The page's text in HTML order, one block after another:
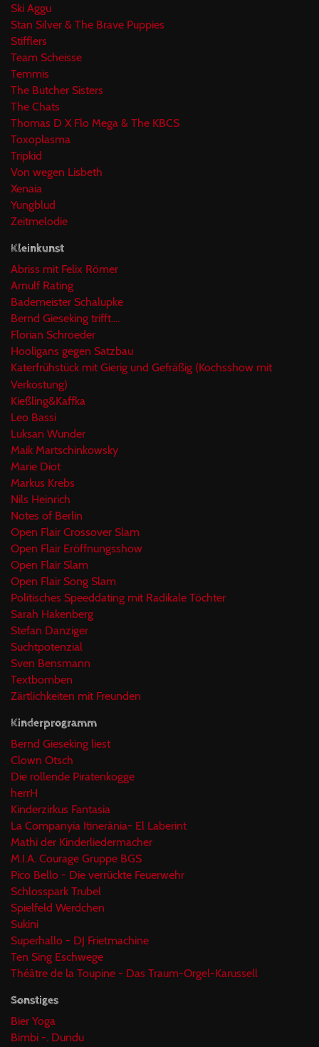
Ski Aggu
Stan Silver & The Brave Puppies
Stifflers
Team Scheisse
Temmis
The Butcher Sisters
The Chats
Thomas D X Flo Mega & The KBCS
Toxoplasma
Tripkid
Von wegen Lisbeth
Xenaia
Yungblud
Zeitmelodie
Kleinkunst
Abriss mit Felix Römer
Arnulf Rating
Bademeister Schalupke
Bernd Gieseking trifft....
Florian Schroeder
Hooligans gegen Satzbau
Katerfrühstück mit Gierig und Gefräßig (Kochsshow mit
Verkostung)
Kießling&Kaffka
Leo Bassi
Luksan Wunder
Maik Martschinkowsky
Marie Diot
Markus Krebs
Nils Heinrich
Notes of Berlin
Open Flair Crossover Slam
Open Flair Eröffnungsshow
Open Flair Slam
Open Flair Song Slam
Politisches Speeddating mit Radikale Töchter
Sarah Hakenberg
Stefan Danziger
Suchtpotenzial
Sven Bensmann
Textbomben
Zärtlichkeiten mit Freunden
Kinderprogramm
Bernd Gieseking liest
Clown Otsch
Die rollende Piratenkogge
herrH
Kinderzirkus Fantasia
La Companyia Itinerània- El Laberint
Mathi der Kinderliedermacher
M.I.A. Courage Gruppe BGS
Pico Bello - Die verrückte Feuerwehr
Schlosspark Trubel
Spielfeld Werdchen
Sukini
Superhallo - DJ Frietmachine
Ten Sing Eschwege
Théâtre de la Toupine - Das Traum-Orgel-Karussell
Sonstiges
Bier Yoga
Bimbi -. Dundu